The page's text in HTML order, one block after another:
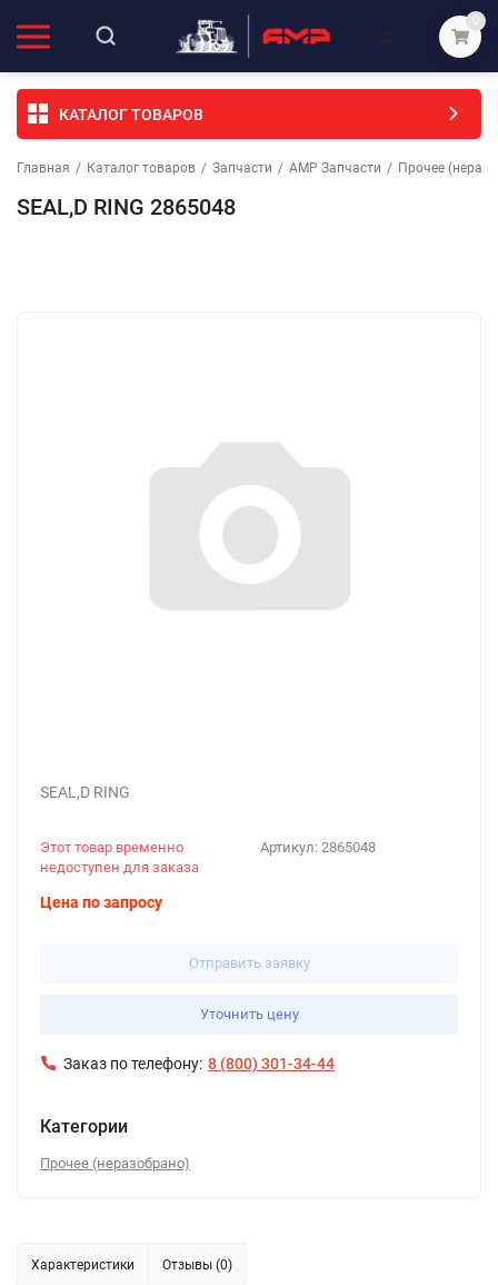
0
КАТАЛОГ ТОВАРОВ
Главная / Каталог товаров / Запчасти / АМР Запчасти / Прочее
SEAL,D RING 2865048
SEAL,D RING
Артикул: 2865048
Этот товар временно
недоступен для заказа
Цена по запросу
Отправить заявку
Уточнить цену
Заказ по телефону: 8 (800) 301-34-44
Категории
Прочее (неразобрано)
Характеристики Отзывы (0)